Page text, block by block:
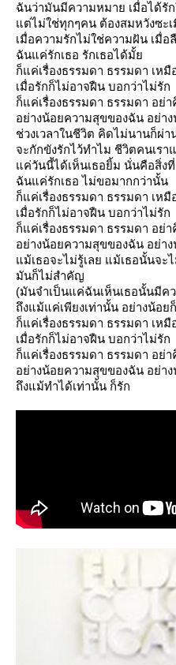
ฉันว่ามันมีความหมาย เมื่อได้รั
ต่ไม่ใช่ทุกๆคน ต้องสมหวังซะเ
เมื่อความรักไม่ใช่ความฝัน เมื่อ
ฉันแค่รักเธอ รักเธอได้มั้
ก็แค่เรื่องธรรมดา ธรรมดา เห
เมื่อรักก็ไม่อาจฝืน บอกว่าไม่รัก
ก็แค่เรื่องธรรมดา ธรรมดา อย่
อย่างน้อยความสุขของฉัน อย่า
ช่วงเวลาในชีวิต คิดไม่นานก็ผ่า
จะกักขังรักไว้ทำไม ชีวิตคนเรา
ค่วันนี้ได้เห็นเธอยิ้ม นั่นคือสิ่ง
ฉันแค่รักเธอ ไม่ขอมากกว่านั้น
ก็แค่เรื่องธรรมดา ธรรมดา เห
เมื่อรักก็ไม่อาจฝืน บอกว่าไม่รัก
ก็แค่เรื่องธรรมดา ธรรมดา อย่
อย่างน้อยความสุขของฉัน อย่า
ม้เธอจะไม่รู้เลย แม้เธอนั้นจะ
มันก็ไม่สำคัญ
(มันจำเป็นแค่ฉันเห็นเธอนั้นมีค
ถึงแม้แค่เพียงเท่านั้น อย่างน้อย
ก็แค่เรื่องธรรมดา ธรรมดา เห
เมื่อรักก็ไม่อาจฝืน บอกว่าไม่รัก
ก็แค่เรื่องธรรมดา ธรรมดา อย่
อย่างน้อยความสุขของฉัน อย่า
ถึงแม้ทำได้เท่านั้น ก็รัก